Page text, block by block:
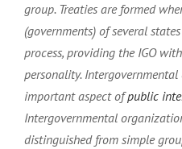
group. Treaties are formed
(governments) of several
process, providing the IGO
personality.
important aspect ofpublic
Intergovernmental
distinguished from simple